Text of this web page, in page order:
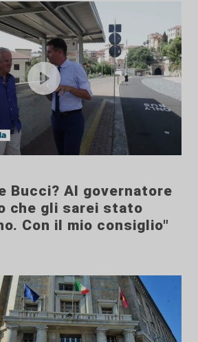
Bucci? Al governatore
che gli sarei stato
Con il mio consiglio"